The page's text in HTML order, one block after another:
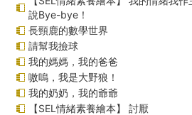
說Bye-bye！
長頸鹿的數學世界
請幫我撿球
我的媽媽，我的爸爸
嗷嗚，我是大野狼！
我的奶奶，我的爺爺
【SEL情緒素養繪本】 討厭